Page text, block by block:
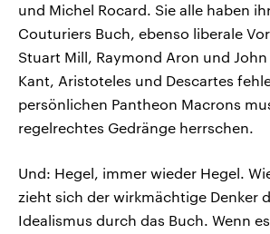
und Michel Rocard. Sie alle haben
Couturiers Buch, ebenso liberale
Stuart Mill, Raymond Aron und John
Kant, Aristoteles und Descartes
persönlichen Pantheon Macrons
regelrechtes Gedränge herrschen.
Und: Hegel, immer wieder Hegel.
zieht sich der wirkmächtige Denker
Idealismus durch das Buch. Wenn